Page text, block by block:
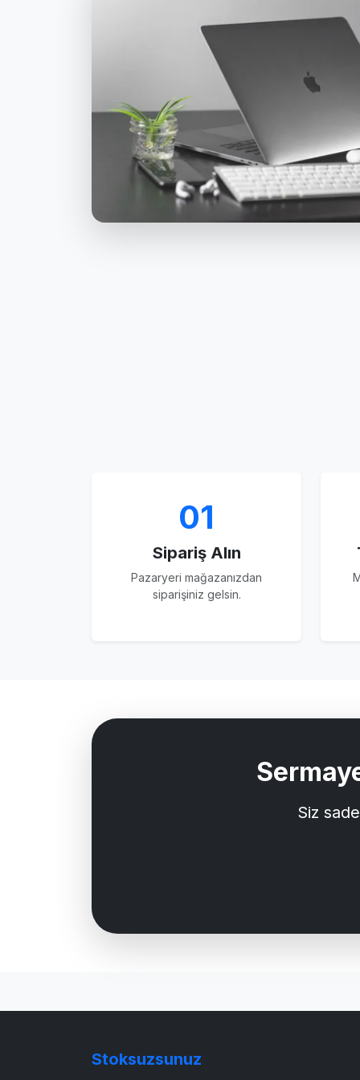
01
Sipariş Alın
Pazaryeri mağazanızdan
siparişiniz gelsin.
Siz
Stoksuzsunuz